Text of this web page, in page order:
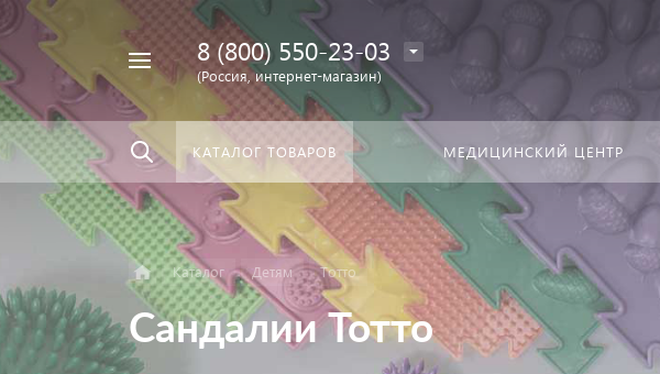
вездеНайти
8 (800) 550-23-03
(Россия, интернет-магазин)
КАТАЛОГ ТОВАРОВ МЕДИЦИНСКИЙ ЦЕНТР
Каталог Детям Тотто
Сандалии Тотто